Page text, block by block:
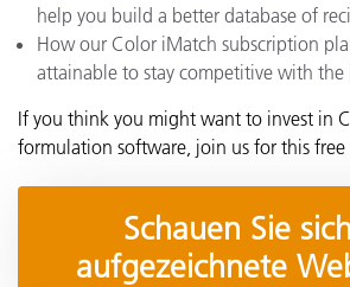
help you build a better database of
How our Color iMatch subscription
attainable to stay competitive with the
If you think you might want to invest in
formulation software, join us for this free
Schauen Sie
aufgezeichnete